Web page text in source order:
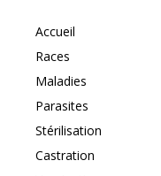
Accueil
Races
Maladies
Parasites
Stérilisation
Castration